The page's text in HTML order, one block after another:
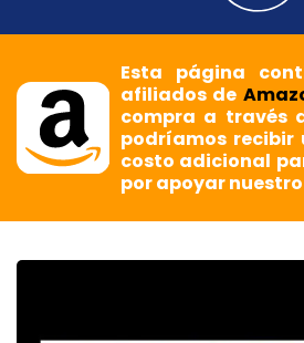
Esta página
afiliados de
compra a través
podríamos recibir
costo adicional
por apoyar